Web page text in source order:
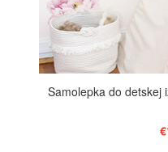
Samolepka do detskej